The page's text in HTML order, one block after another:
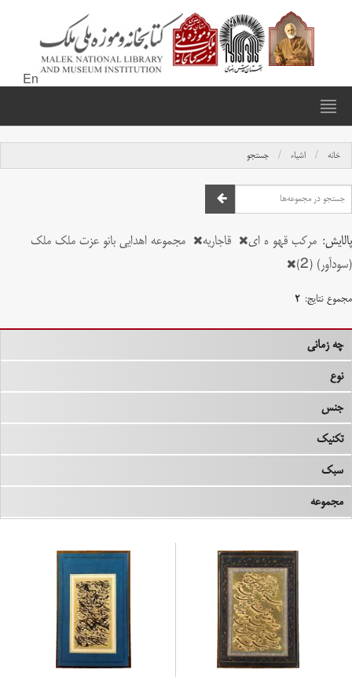
En
خانه اشیاء جستجو
پالایش: مرکب قهو ه ای قاجاریه
مجموعه اهدایی بانو عزت ملک ملک
(سودآور) (2)
مجموع نتایج: ۲
چه زمانی
نوع
جنس
تکنیک
سبک
مجموعه